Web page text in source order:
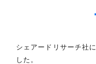
シェアードリサーチ社
した。